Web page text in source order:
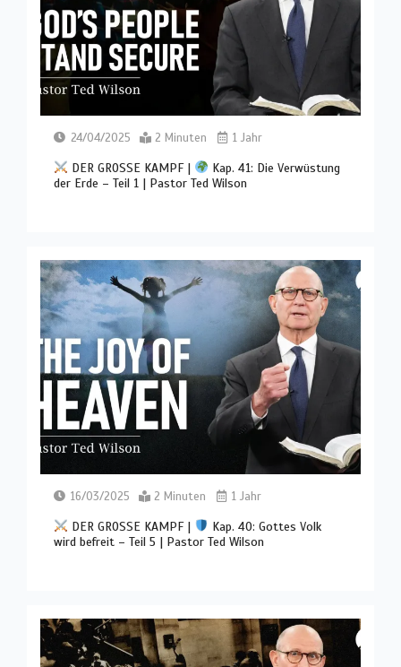
24/04/2025 2 Minuten 1 Jahr
DER GROSSE KAMPF |
Kap. 41: Die Verwüstung
der Erde – Teil 1 | Pastor Ted Wilson
16/03/2025 2 Minuten 1 Jahr
DER GROSSE KAMPF |
Kap. 40: Gottes Volk
wird befreit – Teil 5 | Pastor Ted Wilson